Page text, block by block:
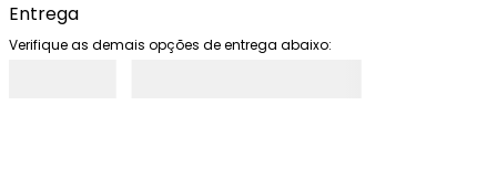
Entrega
Verifique as demais opções de entrega abaixo: